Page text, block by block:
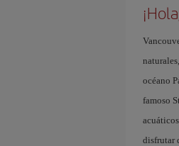
océano
famoso
disfrutar